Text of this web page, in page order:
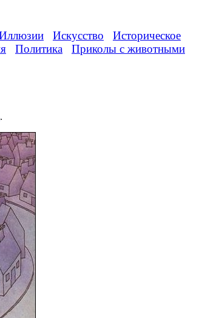
Искусство
Историческое
Политика
Приколы с животными
.